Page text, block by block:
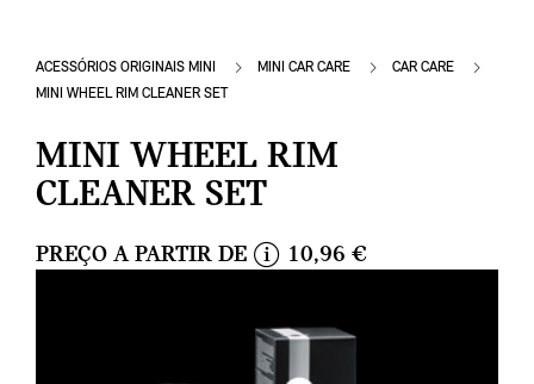
ACESSÓRIOS ORIGINAIS MINI MINI CAR CARE
CAR CARE
MINI WHEEL RIM CLEANER SET
MINI WHEEL RIM
CLEANER SET
PREÇO A PARTIR DE
f
o
10,96 €